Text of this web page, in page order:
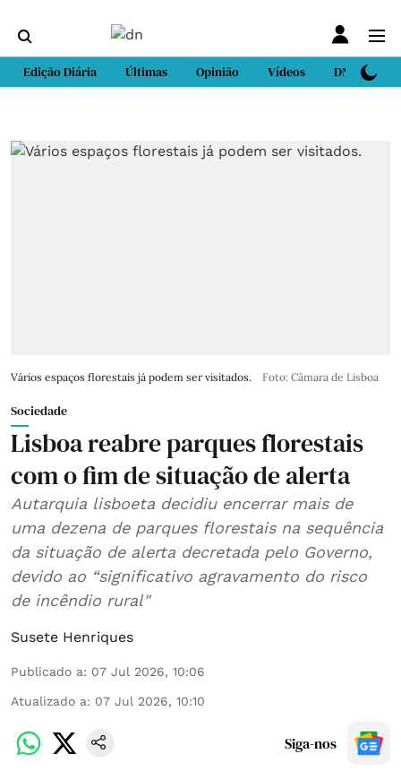
Edição Diária Últimas Opinião Vídeos DN Sport
Vários espaços florestais já podem ser visitados. Foto: Câmara de Lisboa
Sociedade
Lisboa reabre parques florestais
com o fim de situação de alerta
Autarquia lisboeta decidiu encerrar mais de
uma dezena de parques florestais na sequência
da situação de alerta decretada pelo Governo,
devido ao “significativo agravamento do risco
de incêndio rural"
Susete Henriques
Publicado a: 07 Jul 2026, 10:06
Atualizado a: 07 Jul 2026, 10:10
Siga-nos